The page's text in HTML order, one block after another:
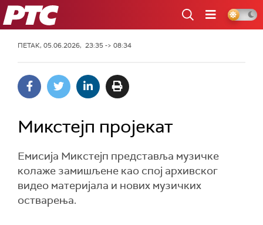
РТС
ПЕТАК, 05.06.2026, 23:35 -> 08:34
Микстејп пројекат
Емисија Микстејп представља музичке
колаже замишљене као спој архивског
видео материјала и нових музичких
остварења.